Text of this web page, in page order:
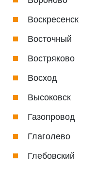
Воскресенск
Восточный
Востряково
Восход
Высоковск
Газопровод
Глаголево
Глебовский